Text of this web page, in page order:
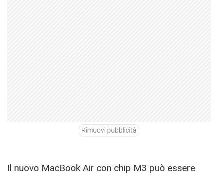
Rimuovi pubblicità
Il nuovo MacBook Air con chip M3 può essere